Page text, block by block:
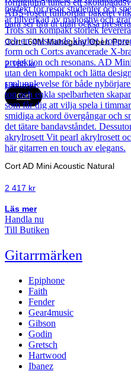
Cort L60M Mahogany Open
2 188kr
Läs mer
Cort
Cort AD Mini Acoustic Natural
2 417 kr
Läs mer
Handla nu
Till Butiken
Gitarrmärken
Epiphone
Faith
Fender
Gear4music
Gibson
Godin
Gretsch
Hartwood
Ibanez